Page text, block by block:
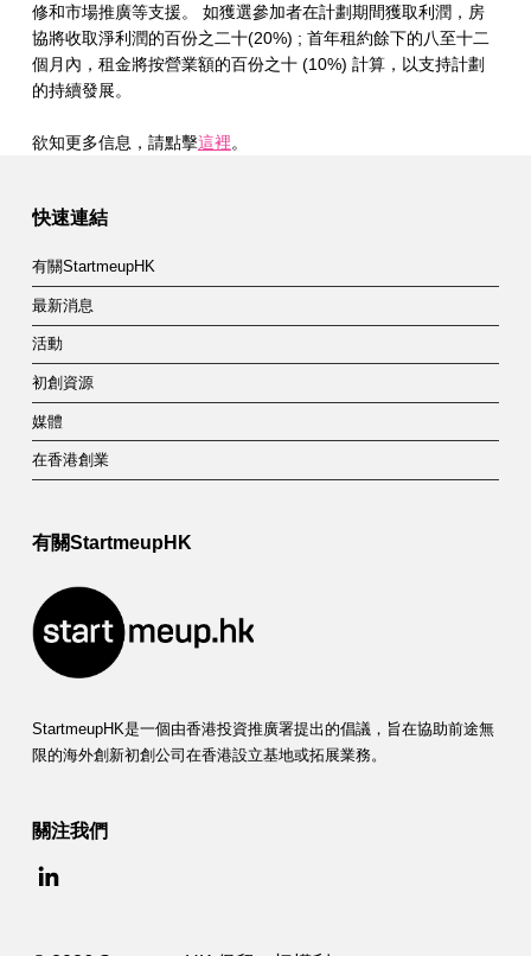
修和市場推廣等支援。 如獲選參加者在計劃期間獲取利潤，房
協將收取淨利潤的百份之二十(20%) ; 首年租約餘下的八至十二
個月內，租金將按營業額的百份之十 (10%) 計算，以支持計劃
的持續發展。
欲知更多信息，請點擊這裡。
快速連結
有關StartmeupHK
最新消息
活動
初創資源
媒體
在香港創業
有關StartmeupHK
StartmeupHK是一個由香港投資推廣署提出的倡議，旨在協助前途無
限的海外創新初創公司在香港設立基地或拓展業務。
關注我們